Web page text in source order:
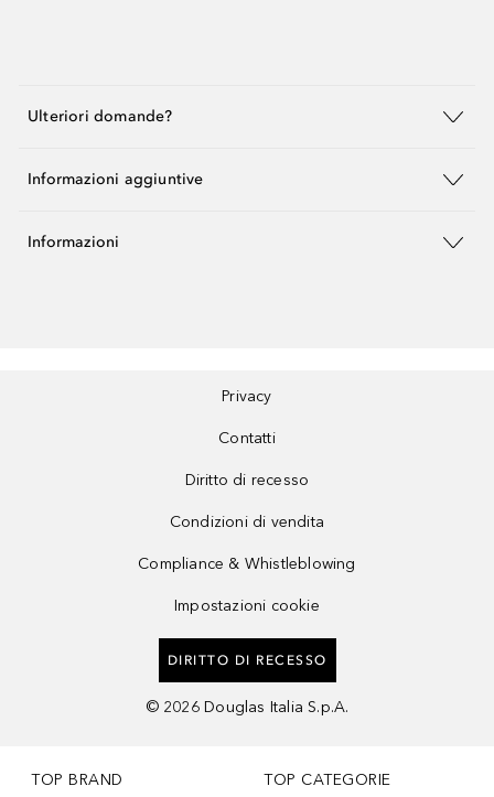
Ulteriori domande?
Informazioni aggiuntive
Informazioni
Privacy
Contatti
Diritto di recesso
Condizioni di vendita
Compliance & Whistleblowing
Impostazioni cookie
DIRITTO DI RECESSO
© 2026 Douglas Italia S.p.A.
TOP BRAND TOP CATEGORIE